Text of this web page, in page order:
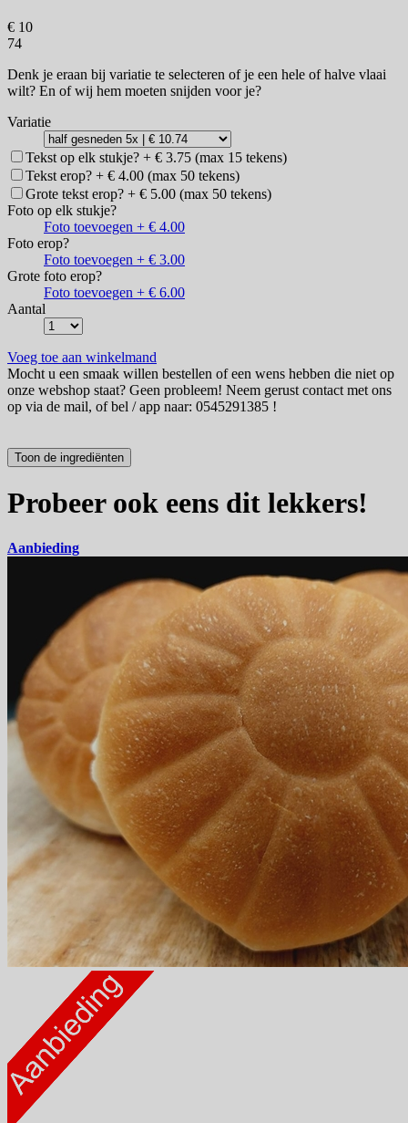
€ 10
74
Denk je eraan bij variatie te selecteren of je een hele of halve vlaai
wilt? En of wij hem moeten snijden voor je?
Variatie
Tekst op elk stukje? + € 3.75 (max 15 tekens)
Tekst erop? + € 4.00 (max 50 tekens)
Grote tekst erop? + € 5.00 (max 50 tekens)
Foto op elk stukje?
Foto toevoegen + € 4.00
Foto erop?
Foto toevoegen + € 3.00
Grote foto erop?
Foto toevoegen + € 6.00
Aantal
Voeg toe aan winkelmand
Mocht u een smaak willen bestellen of een wens hebben die niet op
onze webshop staat? Geen probleem! Neem gerust contact met ons
op via de mail, of bel / app naar: 0545291385 !
Probeer ook eens dit lekkers!
Aanbieding